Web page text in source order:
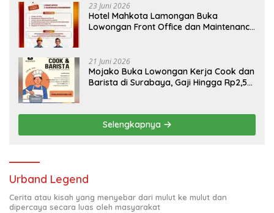
23 Juni 2026
Hotel Mahkota Lamongan Buka
Lowongan Front Office dan Maintenance
21 Juni 2026
Mojako Buka Lowongan Kerja Cook dan
Barista di Surabaya, Gaji Hingga Rp2,5
Selengkapnya
Urband Legend
Cerita atau kisah yang menyebar dari mulut ke mulut dan
dipercaya secara luas oleh masyarakat